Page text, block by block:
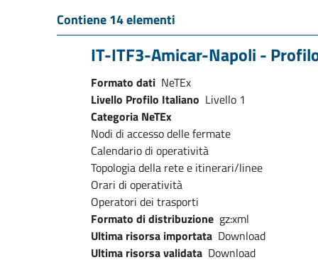
Contiene 14 elementi
IT-ITF3-Amicar-Napoli -
Formato dati NeTEx
Livello Profilo Italiano Livello 1
Categoria NeTEx
Nodi di accesso delle fermate
Calendario di operatività
Topologia della rete e itinerari/linee
Orari di operatività
Operatori dei trasporti
Formato di distribuzione gz:xml
Ultima risorsa importata Download
Ultima risorsa validata Download